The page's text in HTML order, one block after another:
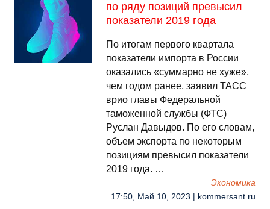
по ряду позиций превысил
показатели 2019 года
По итогам первого квартала
показатели импорта в России
оказались «суммарно не хуже»,
чем годом ранее, заявил ТАСС
врио главы Федеральной
таможенной службы (ФТС)
Руслан Давыдов. По его словам,
объем экспорта по некоторым
позициям превысил показатели
2019 года. …
Экономика
17:50, Май 10, 2023 | kommersant.ru